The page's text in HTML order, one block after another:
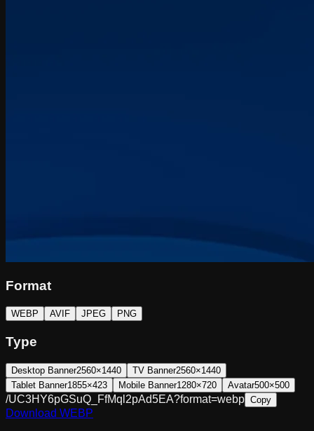
Format
WEBP AVIF JPEG PNG
Type
Desktop Banner2560×1440 TV Banner2560×1440
Tablet Banner1855×423 Mobile Banner1280×720 Avatar500×500
/UC3HY6pGSuQ_FfMql2pAd5EA?format=webp Copy
Download WEBP